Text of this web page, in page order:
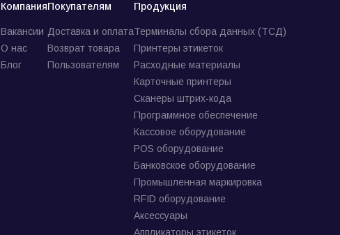
Компания
Вакансии
О нас
Блог
Покупателям
Доставка и оплата
Возврат товара
Пользователям
Продукция
Терминалы сбора данных (ТСД)
Принтеры этикеток
Расходные материалы
Карточные принтеры
Сканеры штрих-кода
Программное обеспечение
Кассовое оборудование
POS оборудование
Банковское оборудование
Промышленная маркировка
RFID оборудование
Аксессуары
Аппликаторы этикеток